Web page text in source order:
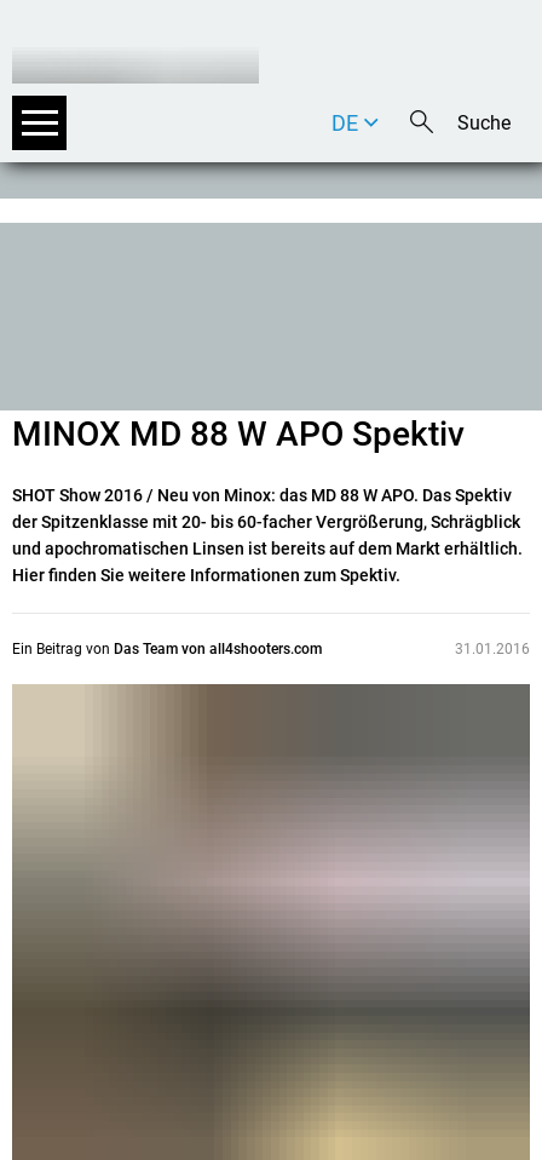
DE
EN
MINOX MD 88 W APO Spektiv
SHOT Show 2016/ Neu von Minox: das MD 88 W APO. Das Spektiv
der Spitzenklasse mit 20- bis 60-facher Vergrößerung, Schrägblick
und apochromatischen Linsen ist bereits auf dem Markt erhältlich.
Hier finden Sie weitere Informationen zum Spektiv.
Ein Beitrag von Das Team von all4shooters.com 31.01.2016